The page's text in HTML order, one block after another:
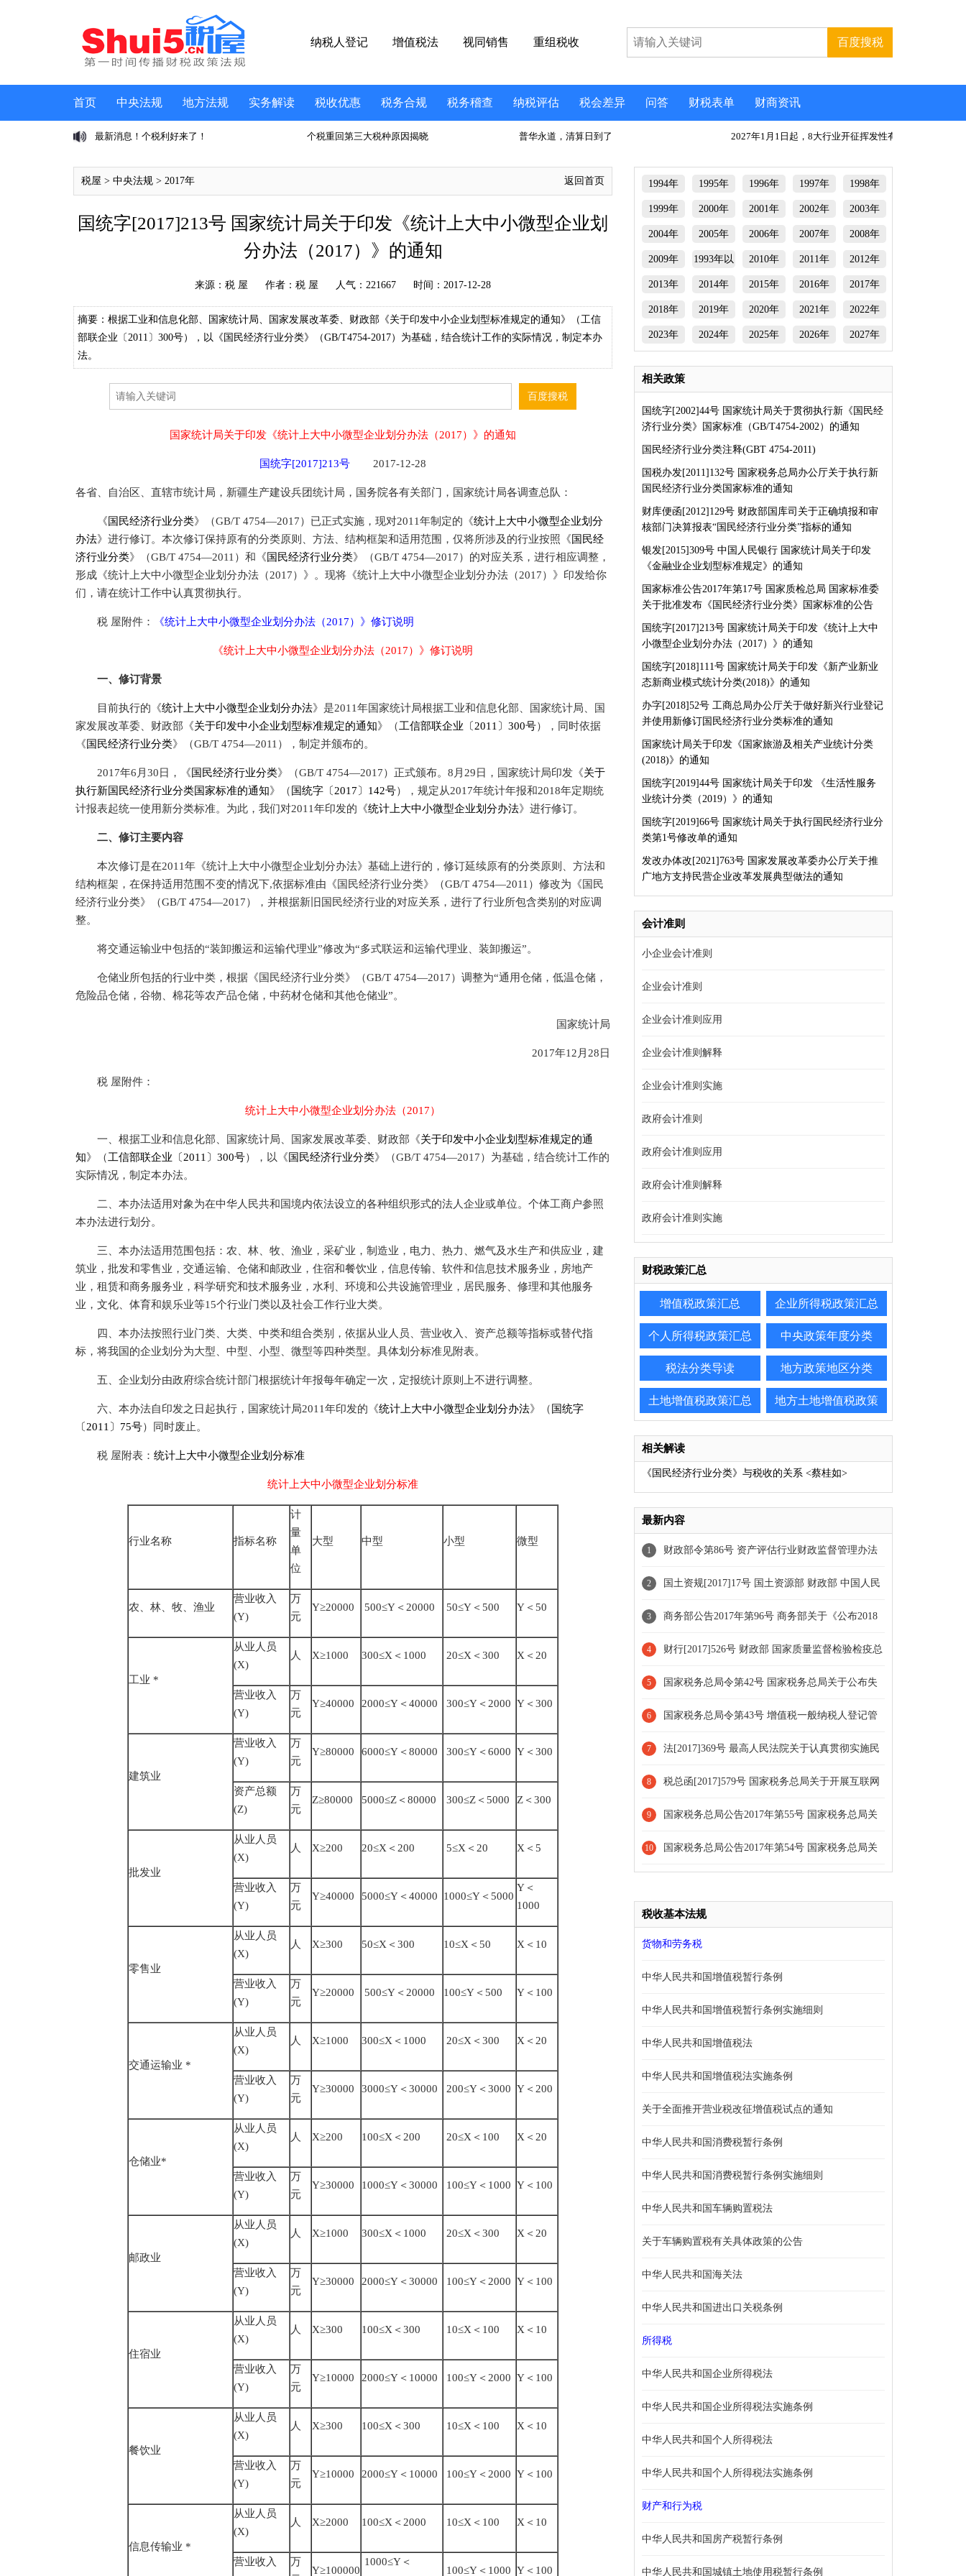
纳税人登记 增值税法 视同销售 重组税收
首页 中央法规 地方法规 实务解读 税收优惠 税务合规 税务稽查 纳税评估 税会差异 问答 财税表单 财商资讯
最新消息！个税利好来了！ 个税重回第三大税种原因揭晓 普华永道，清算日到了 2027年1月1日起，8大行业开征挥发性有机物环
税屋 > 中央法规 > 2017年 返回首页
国统字[2017]213号 国家统计局关于印发《统计上大中小微型企业划
分办法（2017）》的通知
来源： 税 屋 作者：税 屋 人气： 221667 时间：2017-12-28
摘要：根据工业和信息化部、国家统计局、国家发展改革委、财政部《关于印发中小企业划型标准规定的通知》（工信
部联企业〔2011〕300号），以《国民经济行业分类》（GB/T4754-2017）为基础，结合统计工作的实际情况，制定本办
法。
国家统计局关于印发《统计上大中小微型企业划分办法（2017）》的通知
国统字[2017]213号 2017-12-28
各省、自治区、直辖市统计局，新疆生产建设兵团统计局，国务院各有关部门，国家统计局各调查总队：
《 国民经济行业分类》（GB/T 4754—2017）已正式实施，现对2011年制定的《统计上大中小微型企业划分
办法》进行修订。本次修订保持原有的分类原则、方法、结构框架和适用范围，仅将所涉及的行业按照《 国民经
济行业分类》（GB/T 4754—2011）和《 国民经济行业分类》（GB/T 4754—2017）的对应关系，进行相应调整，
形成《统计上大中小微型企业划分办法（2017）》。现将《统计上大中小微型企业划分办法（2017）》印发给你
们，请在统计工作中认真贯彻执行。
税 屋附件： 《统计上大中小微型企业划分办法（2017）》修订说明
《统计上大中小微型企业划分办法（2017）》修订说明
一、修订背景
目前执行的《统计上大中小微型企业划分办法》是2011年国家统计局根据工业和信息化部、国家统计局、国
家发展改革委、财政部《关于印发中小企业划型标准规定的通知》（工信部联企业〔2011〕300号），同时依据
《 国民经济行业分类》（GB/T 4754—2011），制定并颁布的。
2017年6月30日，《 国民经济行业分类》（GB/T 4754—2017）正式颁布。8月29日，国家统计局印发《关于
执行新国民经济行业分类国家标准的通知》（ 国统字〔2017〕142号），规定从2017年统计年报和2018年定期统
计报表起统一使用新分类标准。为此，我们对2011年印发的《统计上大中小微型企业划分办法》进行修订。
二、修订主要内容
本次修订是在2011年《统计上大中小微型企业划分办法》基础上进行的，修订延续原有的分类原则、方法和
结构框架，在保持适用范围不变的情况下,依据标准由《国民经济行业分类》（GB/T 4754—2011）修改为《国民
经济行业分类》（GB/T 4754—2017），并根据新旧国民经济行业的对应关系，进行了行业所包含类别的对应调
整。
将交通运输业中包括的“装卸搬运和运输代理业”修改为“多式联运和运输代理业、装卸搬运”。
仓储业所包括的行业中类，根据《国民经济行业分类》（GB/T 4754—2017）调整为“通用仓储，低温仓储，
危险品仓储，谷物、棉花等农产品仓储，中药材仓储和其他仓储业”。
国家统计局
2017年12月28日
税 屋附件：
统计上大中小微型企业划分办法（2017）
一、根据工业和信息化部、国家统计局、国家发展改革委、财政部《关于印发中小企业划型标准规定的通
知》（工信部联企业〔2011〕300号），以《 国民经济行业分类》（GB/T 4754—2017）为基础，结合统计工作的
实际情况，制定本办法。
二、本办法适用对象为在中华人民共和国境内依法设立的各种组织形式的法人企业或单位。个体工商户参照
本办法进行划分。
三、本办法适用范围包括：农、林、牧、渔业，采矿业，制造业，电力、热力、燃气及水生产和供应业，建
筑业，批发和零售业，交通运输、仓储和邮政业，住宿和餐饮业，信息传输、软件和信息技术服务业，房地产
业，租赁和商务服务业，科学研究和技术服务业，水利、环境和公共设施管理业，居民服务、修理和其他服务
业，文化、体育和娱乐业等15个行业门类以及社会工作行业大类。
四、本办法按照行业门类、大类、中类和组合类别，依据从业人员、营业收入、资产总额等指标或替代指
标，将我国的企业划分为大型、中型、小型、微型等四种类型。具体划分标准见附表。
五、企业划分由政府综合统计部门根据统计年报每年确定一次，定报统计原则上不进行调整。
六、本办法自印发之日起执行，国家统计局2011年印发的《统计上大中小微型企业划分办法》（ 国统字
〔2011〕75号）同时废止。
税 屋附表： 统计上大中小微型企业划分标准
统计上大中小微型企业划分标准
行业名称 指标名称
计
量
单
位
大型 中型 小型 微型
农、林、牧、渔业
营业收入
(Y)
万
元
Y≥20000 500≤Y＜20000 50≤Y＜500 Y＜50
工业 *
从业人员
(X)
人 X≥1000 300≤X＜1000 20≤X＜300 X＜20
营业收入
(Y)
万
元
Y≥40000 2000≤Y＜40000 300≤Y＜2000 Y＜300
建筑业
营业收入
(Y)
万
元
Y≥80000 6000≤Y＜80000 300≤Y＜6000 Y＜300
资产总额
(Z)
万
元
Z≥80000 5000≤Z＜80000 300≤Z＜5000 Z＜300
批发业
从业人员
(X)
人 X≥200 20≤X＜200 5≤X＜20 X＜5
营业收入
(Y)
万
元
Y≥40000 5000≤Y＜40000 1000≤Y＜5000
Y＜
1000
零售业
从业人员
(X)
人 X≥300 50≤X＜300 10≤X＜50 X＜10
营业收入
(Y)
万
元
Y≥20000 500≤Y＜20000 100≤Y＜500 Y＜100
交通运输业 *
从业人员
(X)
人 X≥1000 300≤X＜1000 20≤X＜300 X＜20
营业收入
(Y)
万
元
Y≥30000 3000≤Y＜30000 200≤Y＜3000 Y＜200
仓储业*
从业人员
(X)
人 X≥200 100≤X＜200 20≤X＜100 X＜20
营业收入
(Y)
万
元
Y≥30000 1000≤Y＜30000 100≤Y＜1000 Y＜100
邮政业
从业人员
(X)
人 X≥1000 300≤X＜1000 20≤X＜300 X＜20
营业收入
(Y)
万
元
Y≥30000 2000≤Y＜30000 100≤Y＜2000 Y＜100
住宿业
从业人员
(X)
人 X≥300 100≤X＜300 10≤X＜100 X＜10
营业收入
(Y)
万
元
Y≥10000 2000≤Y＜10000 100≤Y＜2000 Y＜100
餐饮业
从业人员
(X)
人 X≥300 100≤X＜300 10≤X＜100 X＜10
营业收入
(Y)
万
元
Y≥10000 2000≤Y＜10000 100≤Y＜2000 Y＜100
信息传输业 *
从业人员
(X)
人 X≥2000 100≤X＜2000 10≤X＜100 X＜10
营业收入
万
Y≥100000
1000≤Y＜
100≤Y＜1000 Y＜100
1994年 1995年 1996年 1997年 1998年
1999年 2000年 2001年 2002年 2003年
2004年 2005年 2006年 2007年 2008年
2009年
1993年以
2010年 2011年 2012年
2013年 2014年 2015年 2016年 2017年
2018年 2019年 2020年 2021年 2022年
2023年 2024年 2025年 2026年 2027年
相关政策
国统字[2002]44号 国家统计局关于贯彻执行新《国民经
济行业分类》国家标准（GB/T4754-2002）的通知
国民经济行业分类注释(GBT 4754-2011)
国税办发[2011]132号 国家税务总局办公厅关于执行新
国民经济行业分类国家标准的通知
财库便函[2012]129号 财政部国库司关于正确填报和审
核部门决算报表“国民经济行业分类”指标的通知
银发[2015]309号 中国人民银行 国家统计局关于印发
《金融业企业划型标准规定》的通知
国家标准公告2017年第17号 国家质检总局 国家标准委
关于批准发布《国民经济行业分类》国家标准的公告
国统字[2017]213号 国家统计局关于印发《统计上大中
小微型企业划分办法（2017）》的通知
国统字[2018]111号 国家统计局关于印发《新产业新业
态新商业模式统计分类(2018)》的通知
办字[2018]52号 工商总局办公厅关于做好新兴行业登记
并使用新修订国民经济行业分类标准的通知
国家统计局关于印发《国家旅游及相关产业统计分类
(2018)》的通知
国统字[2019]44号 国家统计局关于印发 《生活性服务
业统计分类（2019）》的通知
国统字[2019]66号 国家统计局关于执行国民经济行业分
类第1号修改单的通知
发改办体改[2021]763号 国家发展改革委办公厅关于推
广地方支持民营企业改革发展典型做法的通知
会计准则
小企业会计准则
企业会计准则
企业会计准则应用
企业会计准则解释
企业会计准则实施
政府会计准则
政府会计准则应用
政府会计准则解释
政府会计准则实施
财税政策汇总
增值税政策汇总 企业所得税政策汇总
个人所得税政策汇总 中央政策年度分类
税法分类导读 地方政策地区分类
土地增值税政策汇总 地方土地增值税政策
相关解读
《国民经济行业分类》与税收的关系 <蔡桂如>
最新内容
1 财政部令第86号 资产评估行业财政监督管理办法
[部分修订]
2 国土资规[2017]17号 国土资源部 财政部 中国人民
银行 中国银行业监督管理委员会关于印发《土地储备
管理办法》的通知
3 商务部公告2017年第96号 商务部关于《公布2018
年货物进口许可证发证目录》的公告
4 财行[2017]526号 财政部 国家质量监督检验检疫总
局关于印发《国家棉花公证检验经费管理办法》的通知
[全文废止]
5 国家税务总局令第42号 国家税务总局关于公布失
效废止的税务部门规章和税收规范性文件目录的决定
6 国家税务总局令第43号 增值税一般纳税人登记管
理办法[全文废止]
7 法[2017]369号 最高人民法院关于认真贯彻实施民
事诉讼法及相关司法解释有关规定的通知
8 税总函[2017]579号 国家税务总局关于开展互联网
物流平台企业代开增值税专用发票试点工作的通知[全
文废止]
9 国家税务总局公告2017年第55号 国家税务总局关
于发布《货物运输业小规模纳税人申请代开增值税专用
10 国家税务总局公告2017年第54号 国家税务总局关
（A类，2017年版）》的公告[部分废止]
税收基本法规
货物和劳务税
中华人民共和国增值税暂行条例
中华人民共和国增值税暂行条例实施细则
中华人民共和国增值税法
中华人民共和国增值税法实施条例
关于全面推开营业税改征增值税试点的通知
中华人民共和国消费税暂行条例
中华人民共和国消费税暂行条例实施细则
中华人民共和国车辆购置税法
关于车辆购置税有关具体政策的公告
中华人民共和国海关法
中华人民共和国进出口关税条例
所得税
中华人民共和国企业所得税法
中华人民共和国企业所得税法实施条例
中华人民共和国个人所得税法
中华人民共和国个人所得税法实施条例
财产和行为税
中华人民共和国房产税暂行条例
中华人民共和国城镇土地使用税暂行条例